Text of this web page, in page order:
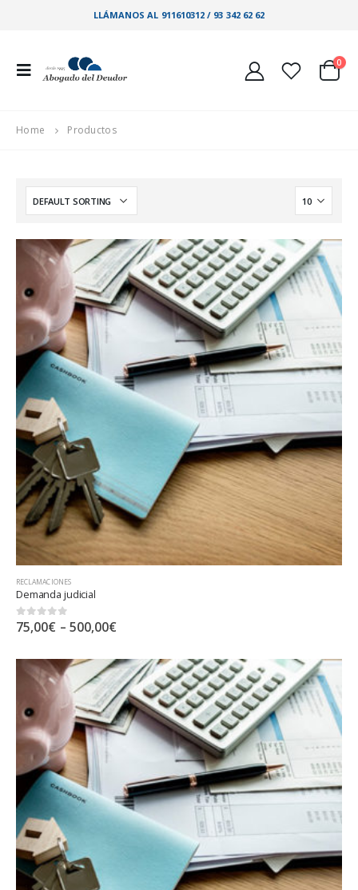
LLÁMANOS AL 911610312 / 93 342 62 62
0
Home Productos
RECLAMACIONES
Demanda judicial
0out of 5
75,00€ – 500,00€